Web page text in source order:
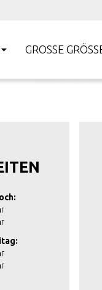
GROSSE GRÖSSEN